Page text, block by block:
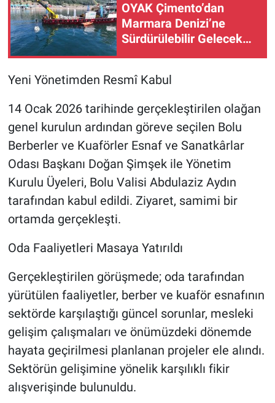
OYAK Çimento’dan
Marmara Denizi’ne
Sürdürülebilir Gelecek
Darıca Sahil
Yeni Yönetimden Resmî Kabul
14 Ocak 2026 tarihinde gerçekleştirilen olağan
genel kurulun ardından göreve seçilen Bolu
Berberler ve Kuaförler Esnaf ve Sanatkârlar
Odası Başkanı Doğan Şimşek ile Yönetim
Kurulu Üyeleri, Bolu Valisi Abdulaziz Aydın
tarafından kabul edildi. Ziyaret, samimi bir
ortamda gerçekleşti.
Oda Faaliyetleri Masaya Yatırıldı
Gerçekleştirilen görüşmede; oda tarafından
yürütülen faaliyetler, berber ve kuaför esnafının
sektörde karşılaştığı güncel sorunlar, mesleki
gelişim çalışmaları ve önümüzdeki dönemde
hayata geçirilmesi planlanan projeler ele alındı.
Sektörün gelişimine yönelik karşılıklı fikir
alışverişinde bulunuldu.